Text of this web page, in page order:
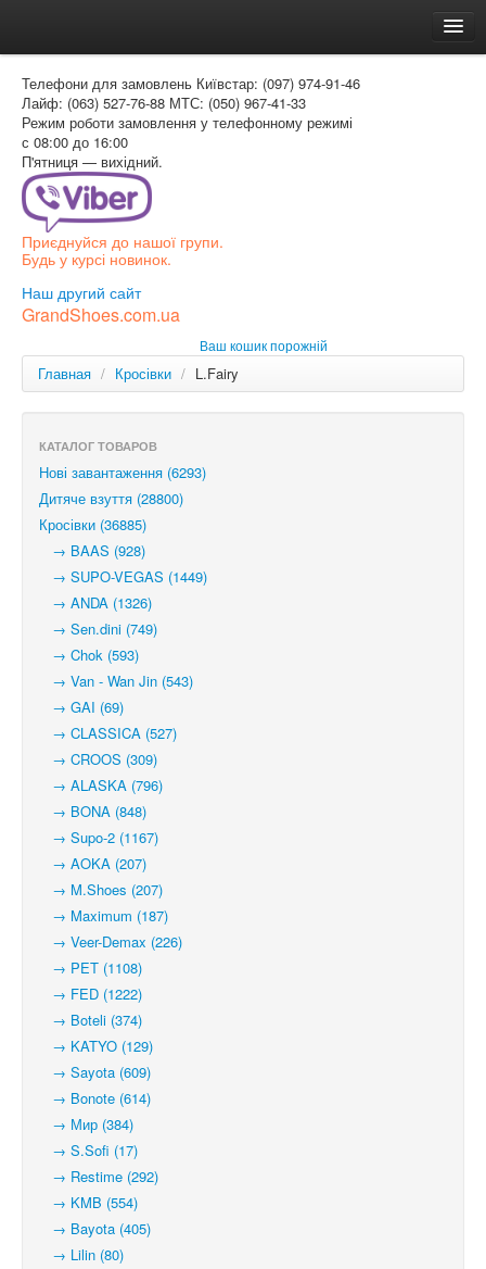
Доставка и оплата
Как заказать
Контакти
Таблиця розмірів
Вхід для покупця
РОС
Телефони для замовлень Київстар: (097) 974-91-46
Лайф: (063) 527-76-88 МТС: (050) 967-41-33
Режим роботи замовлення у телефонному режимі
с 08:00 до 16:00
П'ятниця — вихідний.
Приєднуйся до нашої групи.
Будь у курсі новинок.
Наш другий сайт
GrandShoes.com.ua
Ваш кошик порожній
Главная / Кросівки / L.Fairy
КАТАЛОГ ТОВАРОВ
Нові завантаження (6293)
Дитяче взуття (28800)
Кросівки (36885)
→ BAAS (928)
→ SUPO-VEGAS (1449)
→ ANDA (1326)
→ Sen.dini (749)
→ Chok (593)
→ Van - Wan Jin (543)
→ GAI (69)
→ CLASSICA (527)
→ CROOS (309)
→ ALASKA (796)
→ BONA (848)
→ Supo-2 (1167)
→ AOKA (207)
→ M.Shoes (207)
→ Maximum (187)
→ Veer-Demax (226)
→ PET (1108)
→ FED (1222)
→ Boteli (374)
→ KATYO (129)
→ Sayota (609)
→ Bonote (614)
→ Мир (384)
→ S.Sofi (17)
→ Restime (292)
→ KMB (554)
→ Bayota (405)
→ Lilin (80)